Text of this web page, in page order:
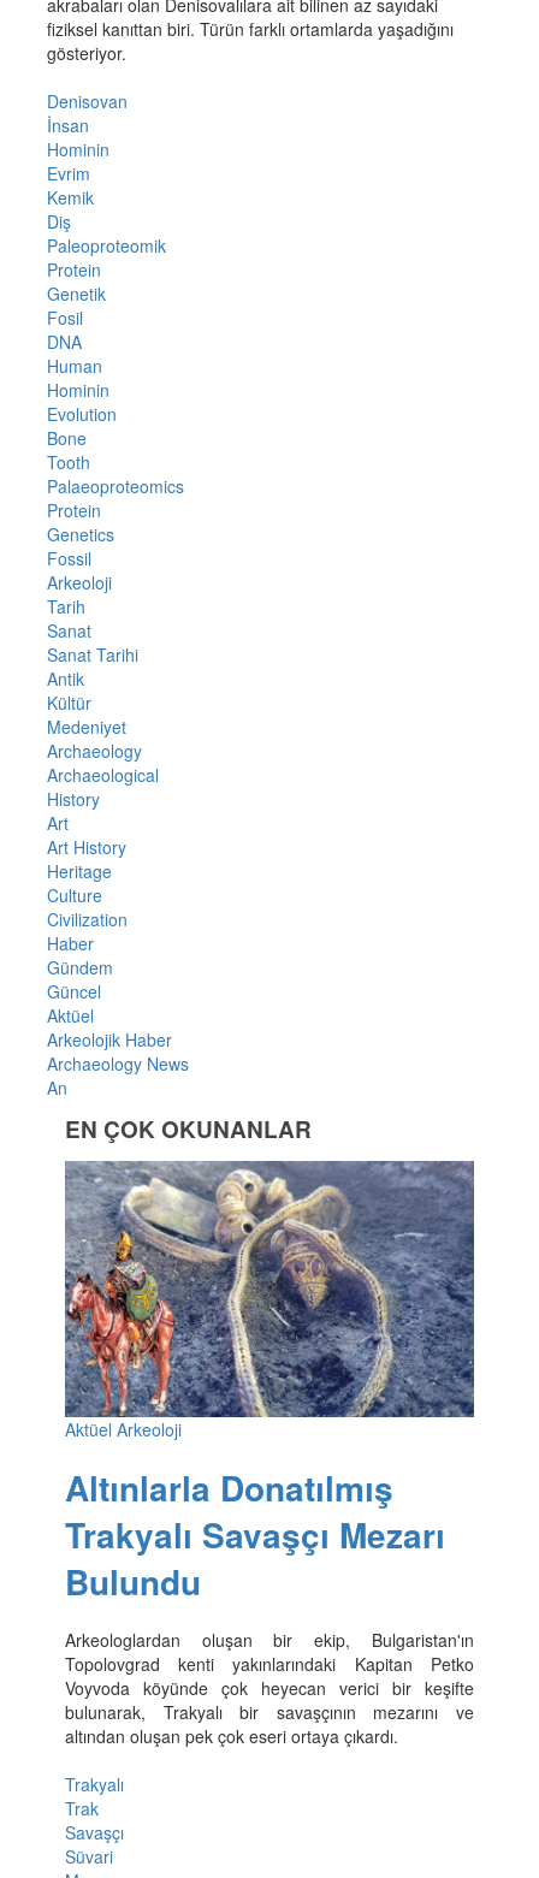
fiziksel kanıttan biri. Türün farklı ortamlarda yaşadığını
gösteriyor.
Denisovan
İnsan
Hominin
Evrim
Kemik
Diş
Paleoproteomik
Protein
Genetik
Fosil
DNA
Human
Hominin
Evolution
Bone
Tooth
Palaeoproteomics
Protein
Genetics
Fossil
Arkeoloji
Tarih
Sanat
Sanat Tarihi
Antik
Kültür
Medeniyet
Archaeology
Archaeological
History
Art
Art History
Heritage
Culture
Civilization
Haber
Gündem
Güncel
Aktüel
Arkeolojik Haber
Archaeology News
An
EN ÇOK OKUNANLAR
Aktüel Arkeoloji
Altınlarla Donatılmış
Trakyalı Savaşçı Mezarı
Bulundu
Arkeologlardan oluşan bir ekip, Bulgaristan'ın
Topolovgrad kenti yakınlarındaki Kapitan Petko
Voyvoda köyünde çok heyecan verici bir keşifte
bulunarak, Trakyalı bir savaşçının mezarını ve
altından oluşan pek çok eseri ortaya çıkardı.
Trakyalı
Trak
Savaşçı
Süvari